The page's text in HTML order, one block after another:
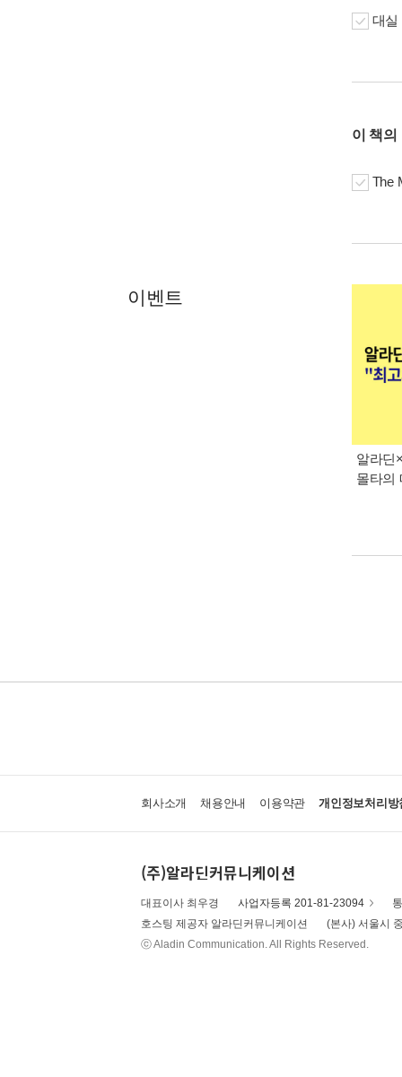
대실
이 책의
The
이벤트
알라딘
몰타의
회사소개 채용안내 이용약관 개인정보처리방
(주)알라딘커뮤니케이션
대표이사 최우경 사업자등록 201-81-23094
호스팅 제공자 알라딘커뮤니케이션
(본사) 서울시
ⓒ Aladin Communication. All Rights Reserved.